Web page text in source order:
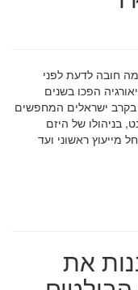
שיניים ושיקום פה בגיאורגיה 2025: מה חובה לדעת לפני
הפכו בשנים
בקרב ישראלים המחפשים
בניהולו של היזם
מייעוץ ראשוני ועד
את